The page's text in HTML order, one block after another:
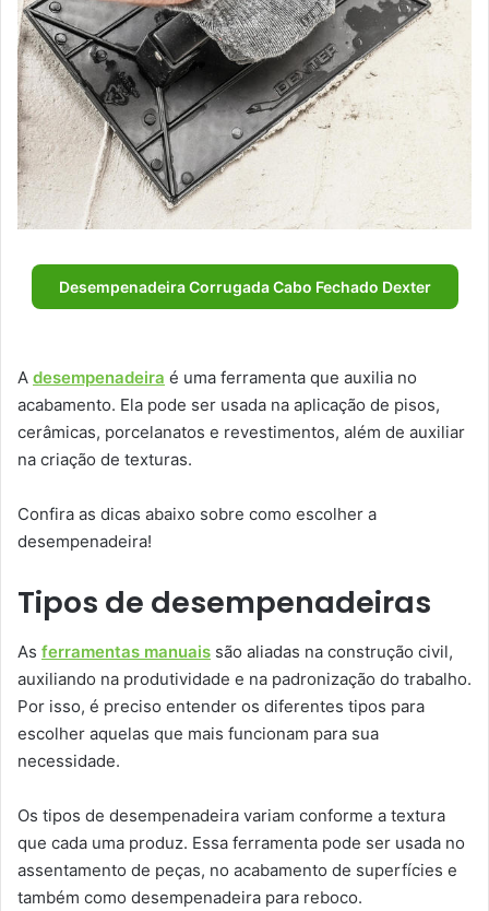
Desempenadeira Corrugada Cabo Fechado Dexter
A desempenadeira é uma ferramenta que auxilia no
acabamento. Ela pode ser usada na aplicação de pisos,
cerâmicas, porcelanatos e revestimentos, além de auxiliar
na criação de texturas.
Confira as dicas abaixo sobre como escolher a
desempenadeira!
Tipos de desempenadeiras
As ferramentas manuais são aliadas na construção civil,
auxiliando na produtividade e na padronização do trabalho.
Por isso, é preciso entender os diferentes tipos para
escolher aquelas que mais funcionam para sua
necessidade.
Os tipos de desempenadeira variam conforme a textura
que cada uma produz. Essa ferramenta pode ser usada no
assentamento de peças, no acabamento de superfícies e
também como desempenadeira para reboco.